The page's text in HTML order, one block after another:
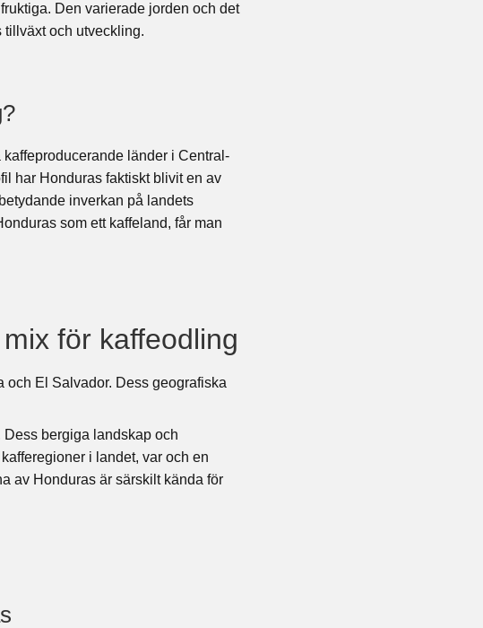
Den varierade jorden och det
och utveckling.
länder i Central-
har Honduras faktiskt blivit en av
inverkan på landets
som ett kaffeland, får man
för kaffeodling
och El Salvador. Dess geografiska
bergiga landskap och
i landet, var och en
av Honduras är särskilt kända för